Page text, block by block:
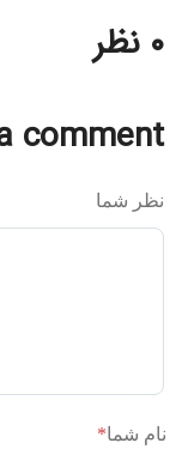
۰ نظر
comment
نظر شما
نام شما*